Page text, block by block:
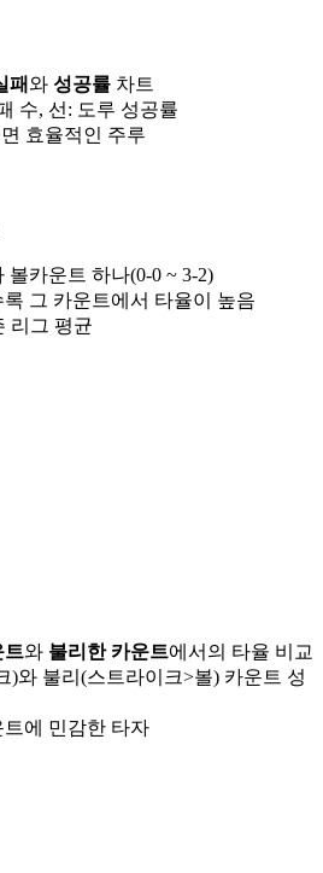
패와 성공률 차트
수, 선: 도루 성공률
효율적인 주루
볼카운트 하나(0-0 ~ 3-2)
그 카운트에서 타율이 높음
리그 평균
트와 불리한 카운트에서의 타율 비교
)와 불리(스트라이크>볼) 카운트 성
에 민감한 타자